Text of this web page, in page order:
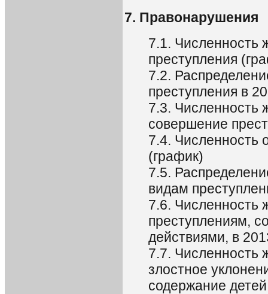
7. Правонарушения
7.1.
преступления
7.2.
преступления в
7.3. Численность
совершение
7.4.
(график)
7.5.
видам
7.6. Численность
преступлениям,
действиями, в
7.7. Численность
злостное
содержание